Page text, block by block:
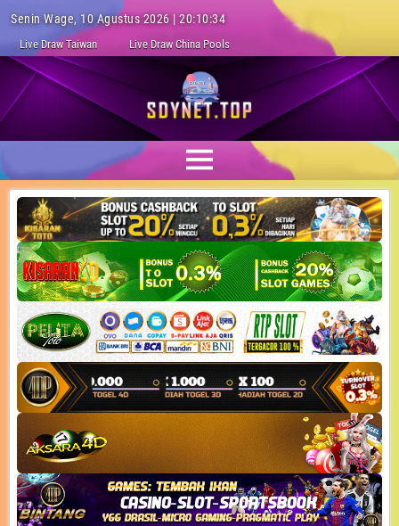
Senin Wage, 10 Agustus 2026 | 20:10:35
Live Draw Taiwan Live Draw China Pools